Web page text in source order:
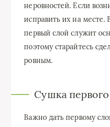
неровностей. Если
исправить их на
первый слой служит
поэтому старайтесь
ровным.
Сушка
Важно дать первому